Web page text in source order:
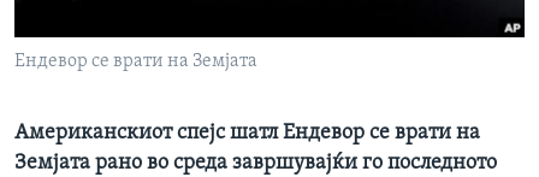
Ендевор се врати на Земјата
Американскиот спејс шатл Ендевор се врати на
Земјата рано во среда завршувајќи го последното